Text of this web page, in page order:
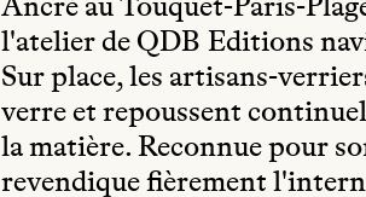
l'atelier de QDB Editions
Sur place, les artisans-
verre et repoussent
la matière. Reconnue pour
revendique fièrement